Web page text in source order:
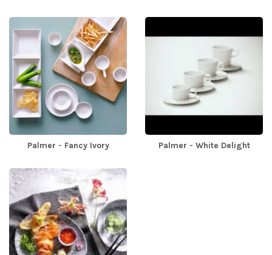
Palmer - Fancy Ivory Palmer - White Delight